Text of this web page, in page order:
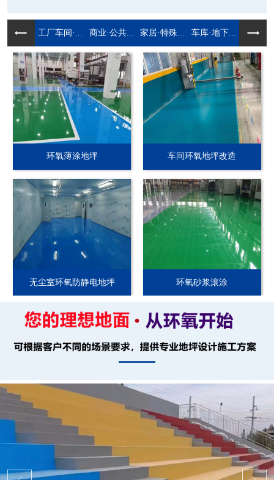
工厂车间·... 商业·公共... 家居·特殊... 车库·地下...
环氧薄涂地坪 车间环氧地坪改造
无尘室环氧防静电地坪 环氧砂浆滚涂